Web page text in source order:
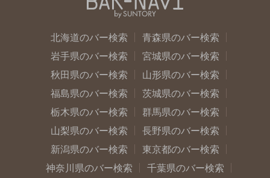
北海道のバー検索
青森県のバー検索
岩手県のバー検索
宮城県のバー検索
秋田県のバー検索
山形県のバー検索
福島県のバー検索
茨城県のバー検索
栃木県のバー検索
群馬県のバー検索
山梨県のバー検索
長野県のバー検索
新潟県のバー検索
東京都のバー検索
神奈川県のバー検索
千葉県のバー検索